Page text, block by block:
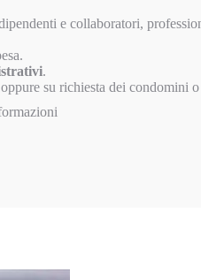
e collaboratori,
.
su richiesta dei condomini